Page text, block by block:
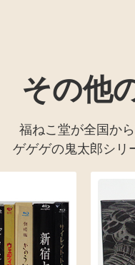
その他
福ねこ堂が全国か
ゲゲゲの鬼太郎シリ